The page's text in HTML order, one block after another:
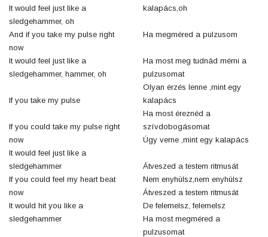
It would feel just like a
sledgehammer, oh
And if you take my pulse right
now
It would feel just like a
sledgehammer, hammer, oh
If you take my pulse
If you could take my pulse right
now
It would feel just like a
sledgehammer
If you could feel my heart beat
now
It would hit you like a
sledgehammer
kalapács,oh
Ha megméred a pulzusom
Ha most meg tudnád mérni a
pulzusomat
Olyan érzés lenne ,mint egy
kalapács
Ha most éreznéd a
szívdobogásomat
Úgy verne ,mint egy kalapács
Átveszed a testem ritmusát
Nem enyhülsz,nem enyhülsz
Átveszed a testem ritmusát
De felemelsz, felemelsz
Ha most megméred a
pulzusomat